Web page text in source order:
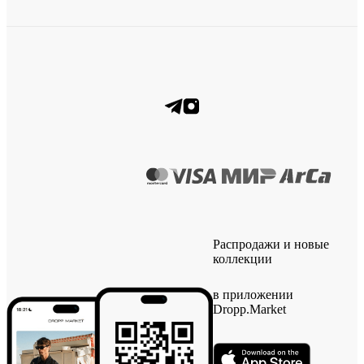
Распродажи и новые
коллекции
в приложении
Dropp.Market